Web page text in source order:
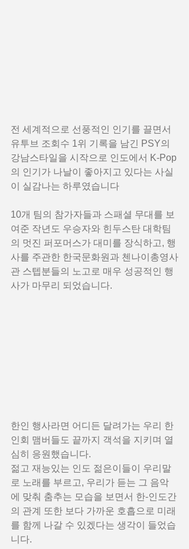
전 세계적으로 선풍적인 인기를 끌면서
유투브 조회수 1위 기록을 남긴 PSY의
강남스타일을 시작으로 인도에서 K-Pop
의 인기가 나날이 좋아지고 있다는 사실
이 실감나는 하루였습니다
10개 팀의 참가자들과 스패셜 무대를 보
여준 작년도 우승자와 힌두스탄 대학팀
의 멋진 퍼포머스가 대미를 장식하고, 행
사를 주관한 한국문화원과 첸나이총영사
관 스텝분들의 노고로 매우 성공적인 행
사가 마무리 되었습니다.
한인 행사라면 어디든 달려가는 우리 한
인회 맴버들도 끝까지 객석을 지키며 열
심히 응원했습니다.
젊고 재능있는 인도 젊은이들이 우리말
로 노래를 부르고, 우리가 듣는 그 음악
에 맞춰 춤추는 모습을 보면서 한-인도간
의 관계 또한 보다 가까운 호흡으로 미래
를 함께 나갈 수 있겠다는 생각이 들었습
니다.